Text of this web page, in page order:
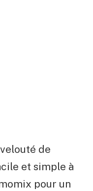
de
et simple à
pour un